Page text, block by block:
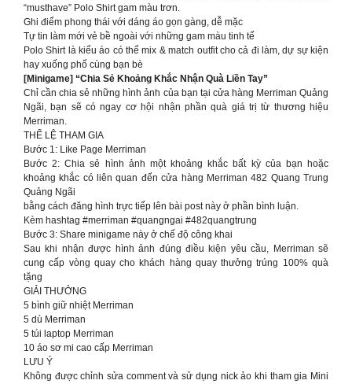
“musthave” Polo Shirt gam màu trơn.
Ghi điểm phong thái với dáng áo gọn gàng, dễ mặc
Tự tin làm mới vẻ bề ngoài với những gam màu tinh tế
Polo Shirt là kiểu áo có thể mix & match outfit cho cả đi làm, dự sự kiện
hay xuống phố cùng bạn bè
[Minigame] “Chia Sẻ Khoảng Khắc Nhận Quà Liền Tay”
Chỉ cần chia sẻ những hình ảnh của bạn tại cửa hàng Merriman Quảng
Ngãi, bạn sẽ có ngay cơ hội nhận phần quà giá trị từ thương hiệu
Merriman.
THỂ LỆ THAM GIA
Bước 1: Ⅼ𝗂kе Page Merriman
Bước 2: Chia sẻ hình ảnh một khoảng khắc bất kỳ của bạn hoặc
khoảng khắc có liên quan đến cửa hàng Merriman 482 Quang Trung
Quảng Ngãi
bằng cách đăng hình trực tiếp lên bài post này ở phần bình luận.
Kèm hashtag #merriman #quangngai #482quangtrung
Bước 3: Share minigame này ở chế độ công khai
Sau khi nhận được hình ảnh đúng điều kiện yêu cầu, Merriman sẽ
cung cấp vòng quay cho khách hàng quay thưởng trúng 100% quà
tặng
GIẢI THƯỞNG
5 bình giữ nhiệt Merriman
5 dù Merriman
5 túi laptop Merriman
10 áo sơ mi cao cấp Merriman
LƯU Ý
Không được chỉnh sửa comment và sử dụng nick ảo khi tham gia Mini